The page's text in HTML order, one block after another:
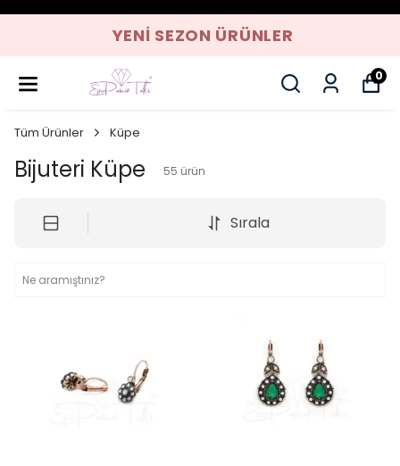
YENI SEZON ÜRÜNLER
0
Tüm Ürünler Küpe
Bijuteri Küpe 55 ürün
Sırala